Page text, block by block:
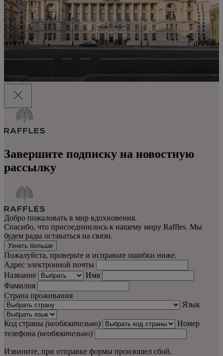
Завершите подписку на новостную
рассылку
Добро пожаловать в мир вдохновения.
Спасибо, что присоединились к нашему миру Raffles. Мы
будем рады оставаться на связи.
Узнать больше
Пожалуйста, проверьте и исправьте ошибки ниже.
Адрес электронной почты
Название
Имя
Фамилия
Страна проживания
Язык
Код страны (необязательно)
Номер
телефона (необязательно)
Извините, при отправке формы произошел сбой.